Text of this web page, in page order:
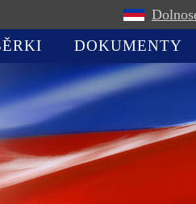
DOKUMENTY